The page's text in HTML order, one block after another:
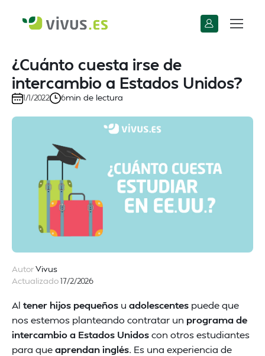
¿Cuánto cuesta irse de
intercambio a Estados Unidos?
1/1/2022 6min de lectura
AutorVivus
Actualizado17/2/2026
Al tener hijos pequeños u adolescentes puede que
nos estemos planteando contratar un programa de
intercambio a Estados Unidoscon otros estudiantes
para queaprendan inglés. Es una experiencia de